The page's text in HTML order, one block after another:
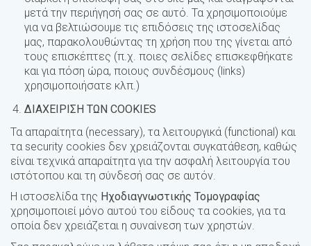
μετά την περιήγησή σας σε αυτό. Τα χρησιμοποιούμε
για να βελτιώσουμε τις επιδόσεις της ιστοσελίδας
μας, παρακολουθώντας τη χρήση που της γίνεται από
τους επισκέπτες (π.χ. ποιες σελίδες επισκεφθήκατε
και για πόση ώρα, ποιους συνδέσμους (links)
χρησιμοποιήσατε κλπ.)
ΔΙΑΧΕΙΡΙΣΗ ΤΩΝ COOKIES
Τα απαραίτητα (necessary), τα λειτουργικά (functional) και
τα security cookies δεν χρειάζονται συγκατάθεση, καθώς
είναι τεχνικά απαραίτητα για την ασφαλή λειτουργία του
ιστότοπου και τη σύνδεσή σας σε αυτόν.
Η ιστοσελίδα της Ηχοδιαγνωστικής Τομογραφίας
χρησιμοποιεί μόνο αυτού του είδους τα cookies, για τα
οποία δεν χρειάζεται η συναίνεση των χρηστών.